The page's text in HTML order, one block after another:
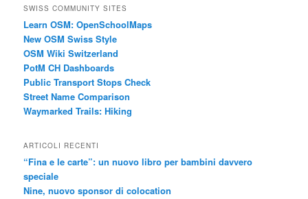
SWISS COMMUNITY SITES
Learn OSM: OpenSchoolMaps
New OSM Swiss Style
OSM Wiki Switzerland
PotM CH Dashboards
Public Transport Stops Check
Street Name Comparison
Waymarked Trails: Hiking
ARTICOLI RECENTI
“Fina e le carte”: un nuovo libro per bambini davvero
speciale
Nine, nuovo sponsor di colocation